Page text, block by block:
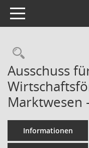
Toggle navigation
Ausschuss
Marktwesen
Informationen